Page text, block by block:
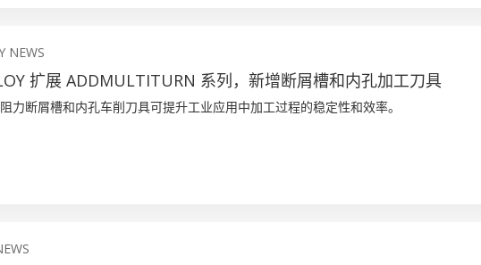
NEWS
扩展 ADDMULTITURN 系列，新增断屑槽和内孔加工刀具
力断屑槽和内孔车削刀具可提升工业应用中加工过程的稳定性和效率。